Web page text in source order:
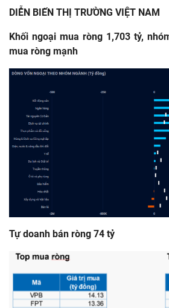
DIỄN BIẾN THỊ TRƯỜNG VIỆT NAM
Khối ngoại mua ròng 1,703 tỷ,
mua ròng mạnh
Tự doanh bán ròng 74 tỷ